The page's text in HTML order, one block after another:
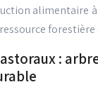
alimentaire
: